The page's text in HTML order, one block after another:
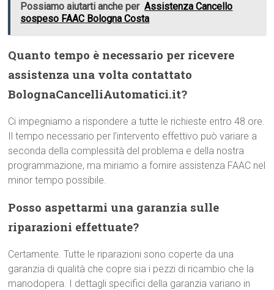
Possiamo aiutarti anche per Assistenza Cancello
sospeso FAAC Bologna Costa
Quanto tempo è necessario per ricevere
assistenza una volta contattato
BolognaCancelliAutomatici.it?
Ci impegniamo a rispondere a tutte le richieste entro 48 ore.
Il tempo necessario per l’intervento effettivo può variare a
seconda della complessità del problema e della nostra
programmazione, ma miriamo a fornire assistenza FAAC nel
minor tempo possibile.
Posso aspettarmi una garanzia sulle
riparazioni effettuate?
Certamente. Tutte le riparazioni sono coperte da una
garanzia di qualità che copre sia i pezzi di ricambio che la
manodopera. I dettagli specifici della garanzia variano in